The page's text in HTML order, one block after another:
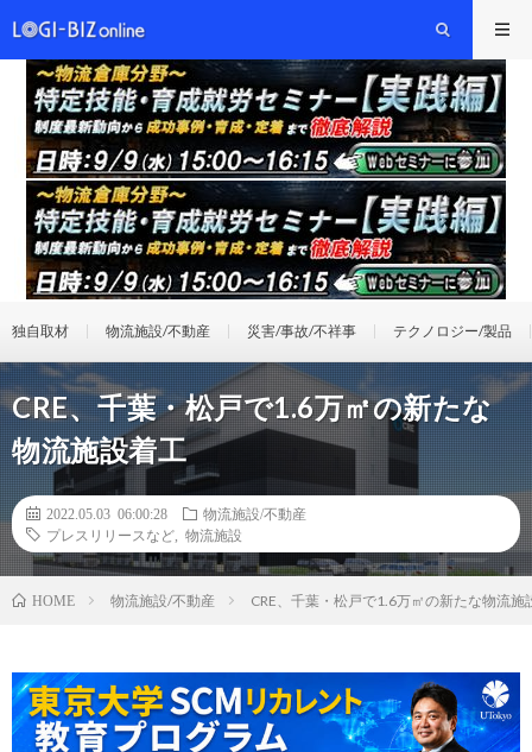
独自取材 物流施設/不動産 災害/事故/不祥事 テクノロジー/製品
CRE、千葉・松戸で1.6万㎡の新たな
物流施設着工
2022.05.03 06:00:28
物流施設/不動産
プレスリリースなど
物流施設
HOME 物流施設/不動産 CRE、千葉・松戸で1.6万㎡の新たな物流施